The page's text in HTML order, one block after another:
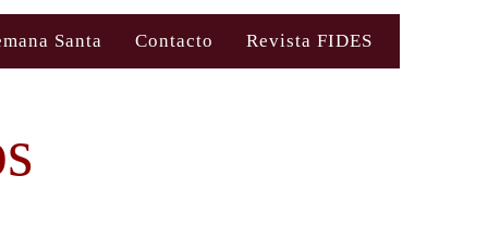
Santa Contacto Revista FIDES